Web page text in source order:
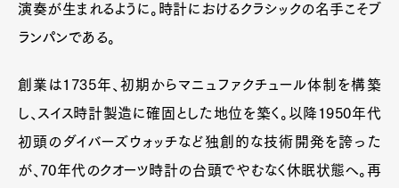
演奏が生まれるように。時計におけるクラシックの名手こそブ
ランパンである。
創業は1735年、初期からマニュファクチュール体制を構築
し、スイス時計製造に確固とした地位を築く。以降1950年代
初頭のダイバーズウォッチなど独創的な技術開発を誇った
が、70年代のクオーツ時計の台頭でやむなく休眠状態へ。再